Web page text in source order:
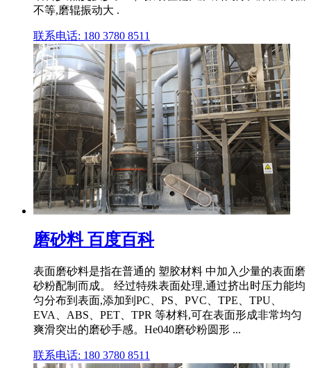
不等,磨辊振动大 .
联系电话: 180 3780 8511
磨砂料 百度百科
表面磨砂料是指在普通的 塑胶材料 中加入少量的表面磨
砂粉配制而成。 经过特殊表面处理,通过挤出时压力能均
匀分布到表面,添加到PC、PS、PVC、TPE、TPU、
EVA、ABS、PET、TPR 等材料,可在表面形成非常均匀
爽滑突出的磨砂手感。He040磨砂粉圆形 ...
联系电话: 180 3780 8511